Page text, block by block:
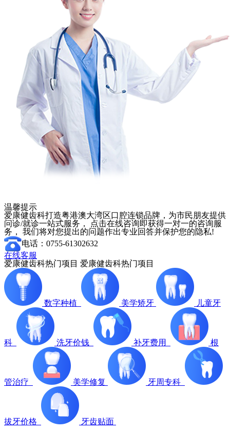
温馨提示
爱康健齿科打造粤港澳大湾区口腔连锁品牌，为市民朋友提供
问诊/就诊一站式服务， 点击在线咨询即获得一对一的咨询服
务， 我们将对您提出的问题作出专业回答并保护您的隐私!
电话：0755-61302632
在线客服
爱康健齿科热门项目 爱康健齿科热门项目
数字种植 美学矫牙 儿童牙
科 洗牙价钱 补牙费用 根
管治疗 美学修复 牙周专科
拔牙价格 牙齿贴面